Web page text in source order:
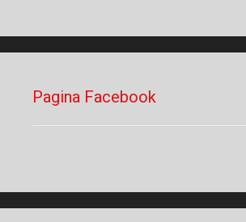
Pagina Facebook